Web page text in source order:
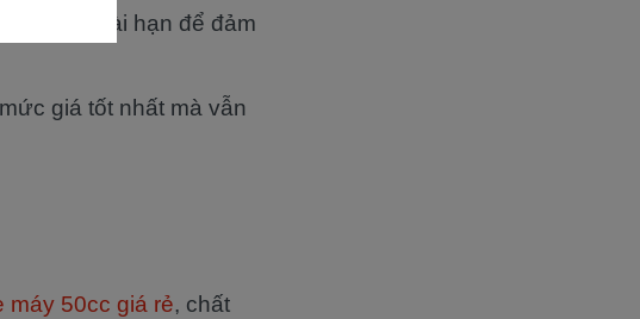
hành dài hạn để đảm
giá tốt nhất mà vẫn
máy 50cc giá rẻ, chất